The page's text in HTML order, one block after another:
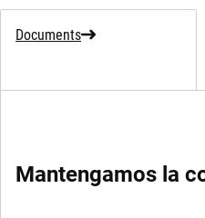
Documents
Mantengamos la